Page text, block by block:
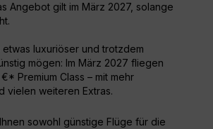
Angebot gilt im März 2027, solange
etwas luxuriöser und trotzdem
mögen: Im März 2027 fliegen
Premium Class – mit mehr
vielen weiteren Extras.
sowohl günstige Flüge für die